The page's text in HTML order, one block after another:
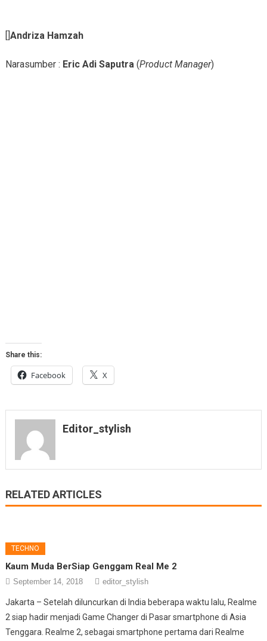
[]Andriza Hamzah
Narasumber : Eric Adi Saputra(Product Manager)
Share this:
Facebook X
Editor_stylish
RELATED ARTICLES
TECHNO
Kaum Muda BerSiap Genggam Real Me 2
September 14, 2018 editor_stylish
Jakarta – Setelah diluncurkan di India beberapa waktu lalu, Realme
2 siap hadir menjadi Game Changer di Pasar smartphone di Asia
Tenggara. Realme 2, sebagai smartphone pertama dari Realme